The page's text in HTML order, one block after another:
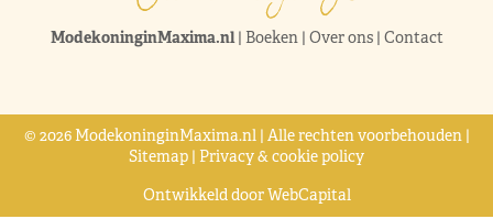
ModekoninginMaxima.nl| Boeken| Over ons| Contact
© 2026 ModekoninginMaxima.nl | Alle rechten voorbehouden |
Sitemap | Privacy & cookie policy
Ontwikkeld doorWebCapital